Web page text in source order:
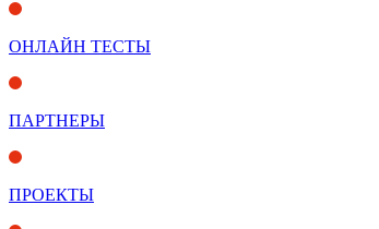
ОНЛАЙН ТЕСТЫ
ПАРТНЕРЫ
ПРОЕКТЫ